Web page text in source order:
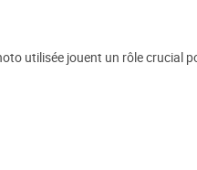
utilisée jouent un rôle crucial